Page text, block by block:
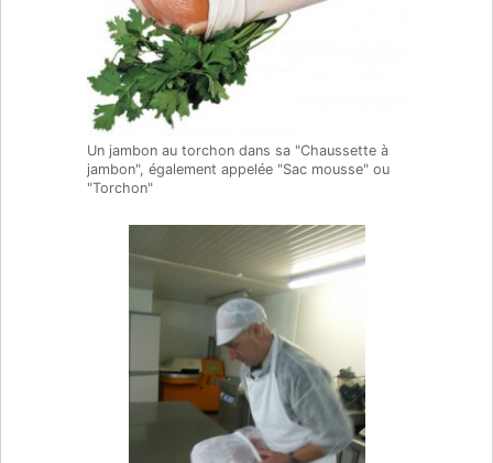
Un jambon au torchon dans sa "Chaussette à
jambon", également appelée "Sac mousse" ou
"Torchon"